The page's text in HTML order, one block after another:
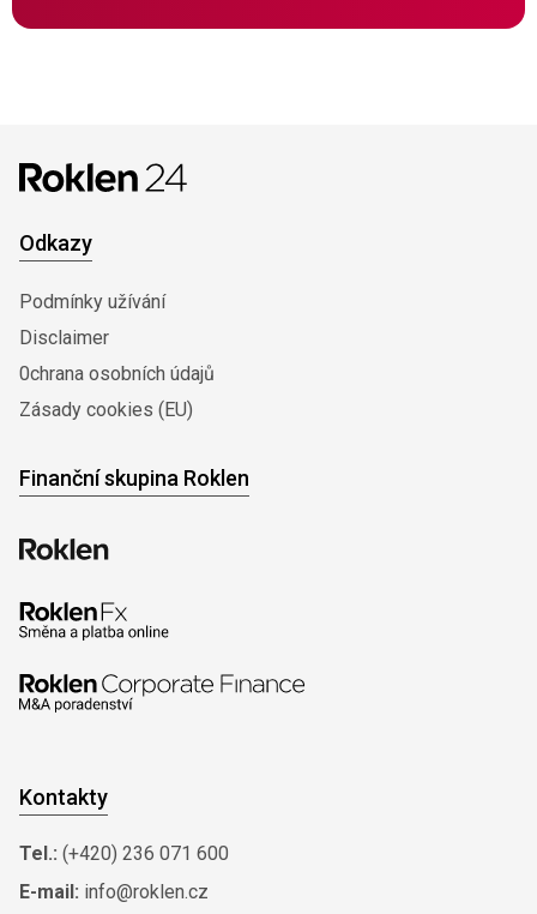
Odkazy
Podmínky užívání
Disclaimer
0chrana osobních údajů
Zásady cookies (EU)
Finanční skupina Roklen
Kontakty
Tel.: (+420) 236 071 600
E-mail: info@roklen.cz